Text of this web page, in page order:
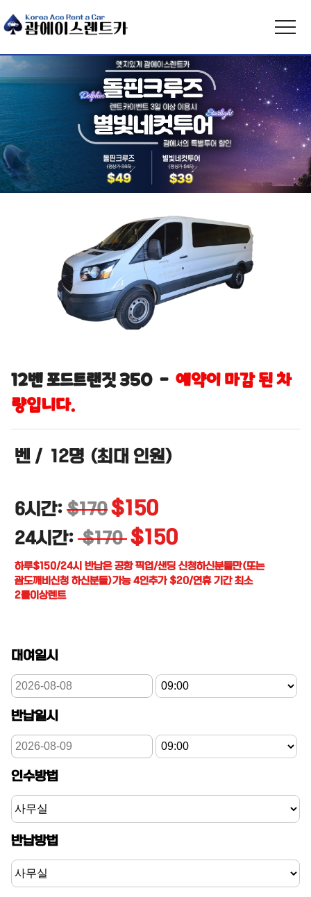
12벤 포드트랜짓 350 - 예약이 마감 된 차
량입니다.
벤 / 12명 (최대 인원)
6시간: $170$150
24시간: $170$150
하루$150/24시 반납은 공항 픽업/샌딩 신청하신분들만(또는
괌도깨비신청 하신분들)가능 4인추가 $20/연휴 기간 최소
2틀이상렌트
대여일시
반납일시
인수방법
반납방법